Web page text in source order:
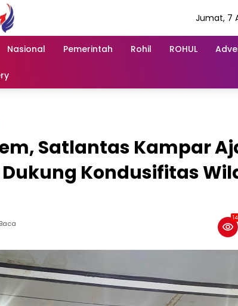
Jumat, 7
Nasional Pemerintah Rohil ROHUL
Satlantas Kampar
Kondusifitas